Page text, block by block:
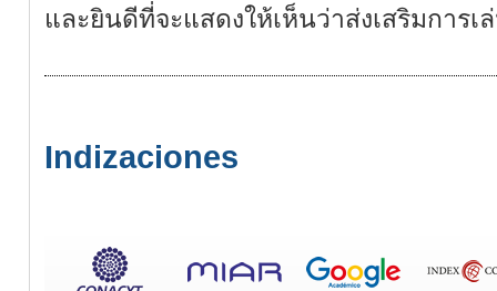
และยินดีที่จะแสดงให้เห็นว่าส่งเสริมการ
Indizaciones